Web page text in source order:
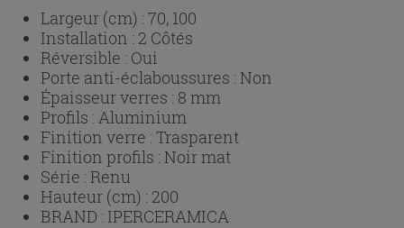
Largeur (cm) :70, 100
Installation : 2 Côtés
Réversible : Oui
Porte anti-éclaboussures :Non
Épaisseur verres : 8 mm
Profils : Aluminium
Finition verre :Trasparent
Finition profils :Noir mat
Série :Renu
Hauteur (cm) : 200
BRAND : IPERCERAMICA